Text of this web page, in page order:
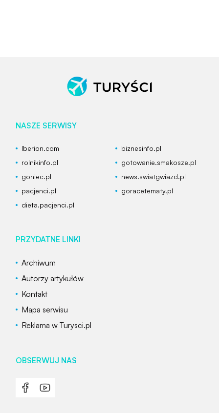
NASZE SERWISY
Iberion.com
biznesinfo.pl
rolnikinfo.pl
gotowanie.smakosze.pl
goniec.pl
news.swiatgwiazd.pl
pacjenci.pl
goracetematy.pl
dieta.pacjenci.pl
PRZYDATNE LINKI
Archiwum
Autorzy artykułów
Kontakt
Mapa serwisu
Reklama w Turysci.pl
OBSERWUJ NAS